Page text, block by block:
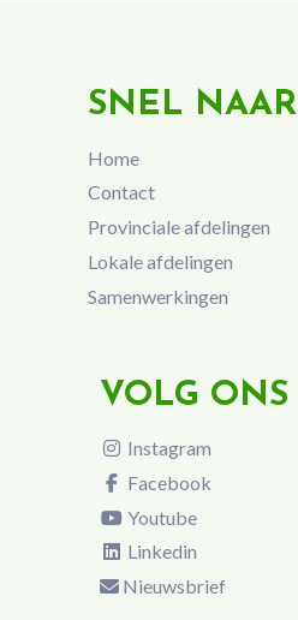
SNEL NAAR
Home
Contact
Provinciale afdelingen
Lokale afdelingen
Samenwerkingen
VOLG ONS
Instagram
Facebook
Youtube
Linkedin
Nieuwsbrief